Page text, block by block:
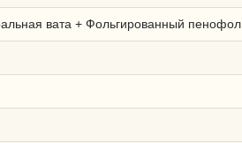
вата + Фольгированный пенофол